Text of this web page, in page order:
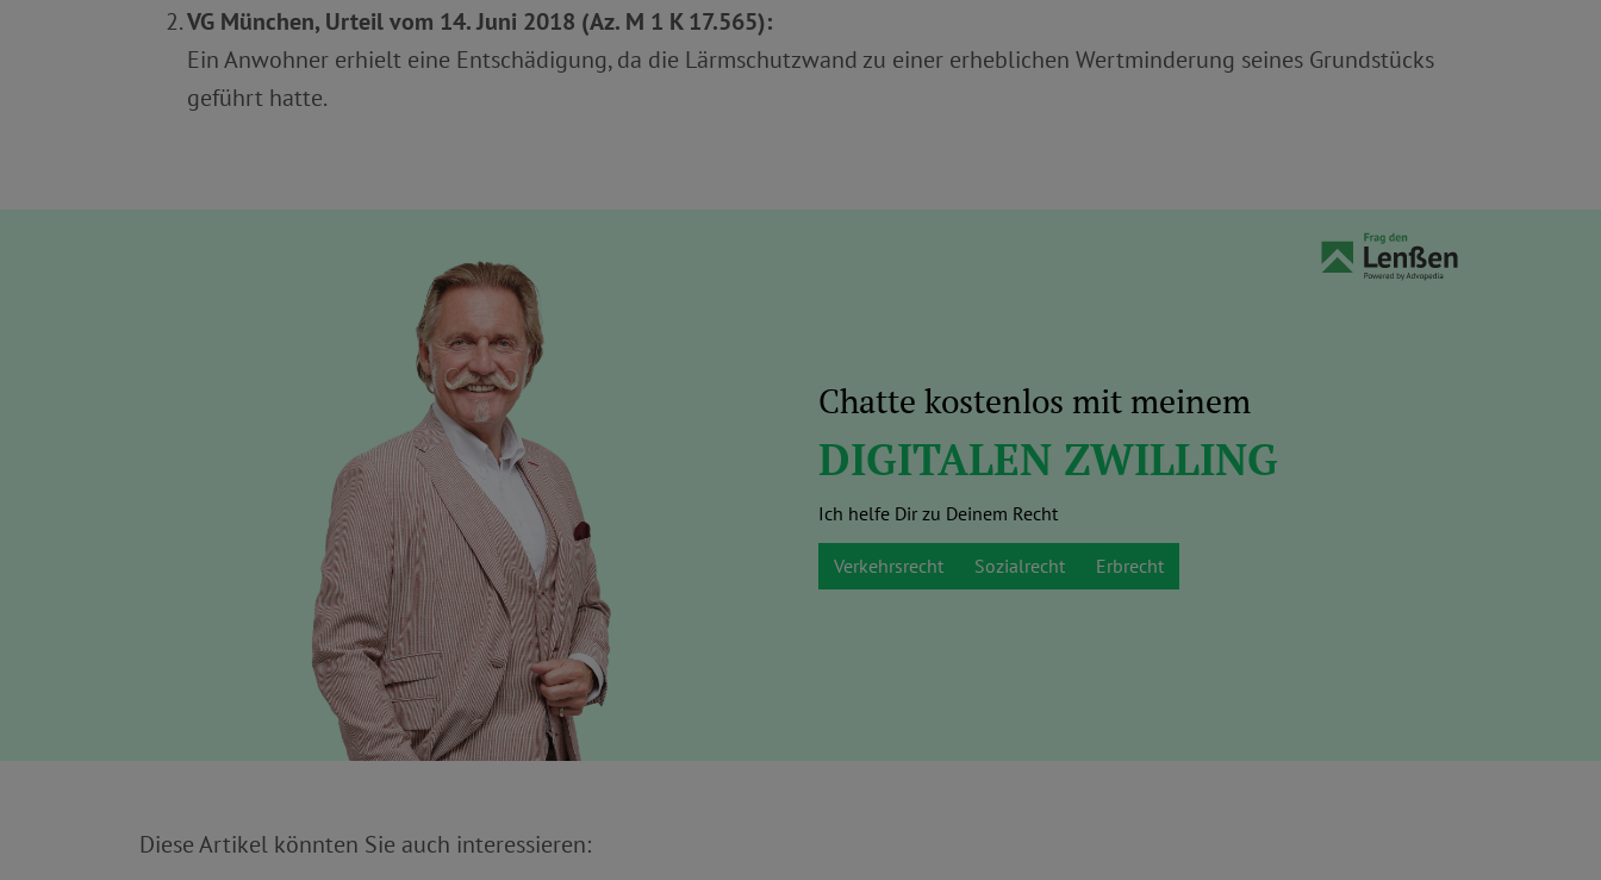
VG München, Urteil vom 14. Juni 2018 (Az. M 1 K 17.565):
Ein Anwohner erhielt eine Entschädigung, da die Lärmschutzwand zu einer erheblichen Wertminderung seines Grundstücks
geführt hatte.
Chatte kostenlos mit meinem
DIGITALEN ZWILLING
Ich helfe Dir zu Deinem Recht
Verkehrsrecht Sozialrecht Erbrecht
Diese Artikel könnten Sie auch interessieren: